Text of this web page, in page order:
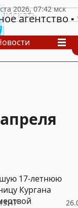
агентство
17-летнюю
Кургана